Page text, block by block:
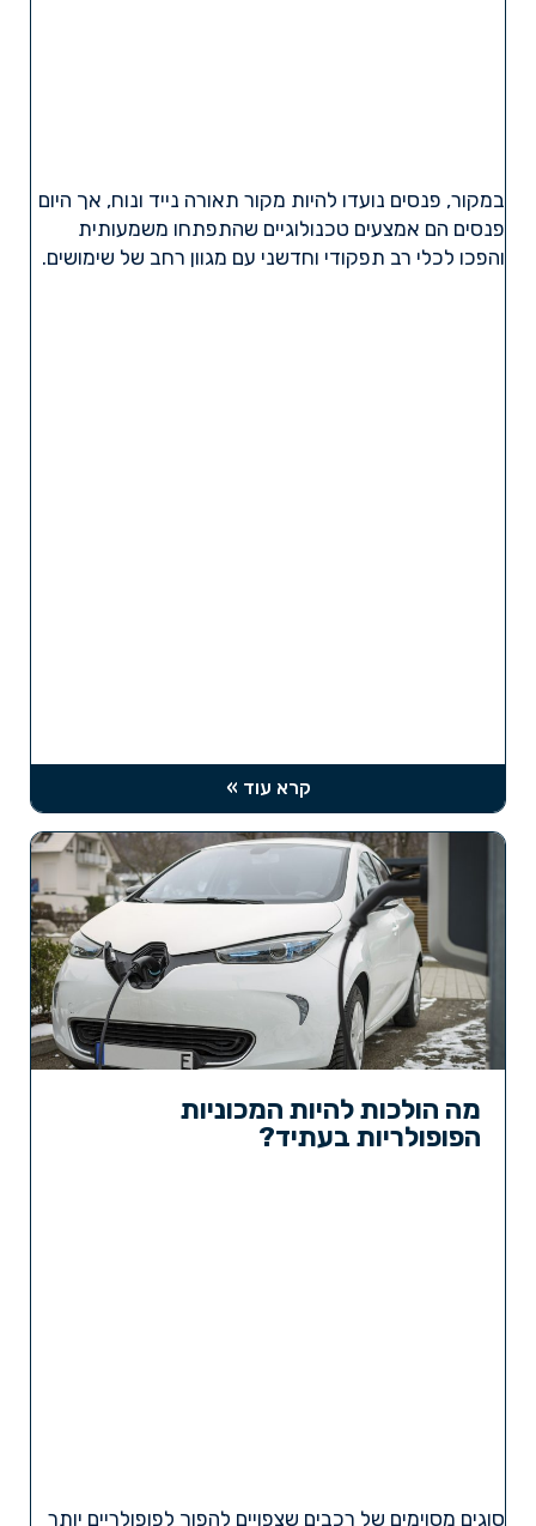
במקור, פנסים נועדו להיות מקור תאורה נייד ונוח, אך היום
פנסים הם אמצעים טכנולוגיים שהתפתחו משמעותית
והפכו לכלי רב תפקודי וחדשני עם מגוון רחב של שימושים.
קרא עוד »
מה הולכות להיות המכוניות
הפופולריות בעתיד?
סוגים מסוימים של רכבים שצפויים להפוך לפופולריים יותר